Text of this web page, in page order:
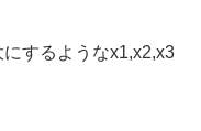
するようなx1,x2,x3